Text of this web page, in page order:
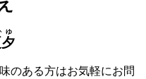
ゆ
のある方はお気軽にお問